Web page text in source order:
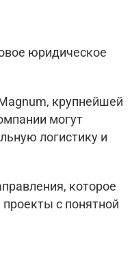
юридическое
крупнейшей
могут
логистику и
которое
с понятной